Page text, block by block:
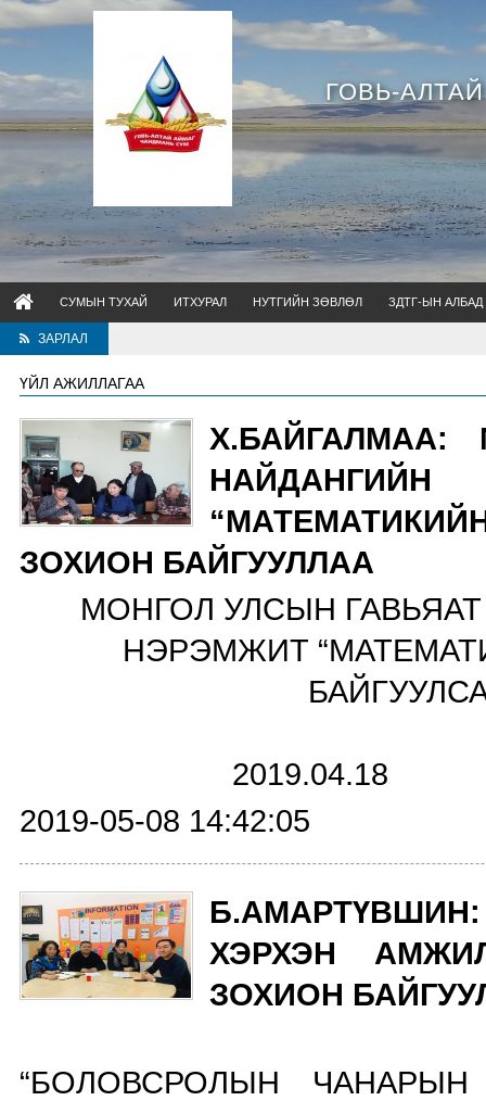
ГОВЬ-
СУМЫН ТУХАЙ ИТХУРАЛ НУТГИЙН ЗӨВЛӨЛ ЗДТГ-ЫН АЛБАД
ЗАРЛАЛ
ҮЙЛ АЖИЛЛАГАА
ЗОХИОН БАЙГУУЛЛАА
МОНГОЛ УЛСЫН
НЭРЭМЖИТ
2019-05-08 14:42:05
ХЭРХЭН
ЗОХИОН
“БОЛОВСРОЛЫН